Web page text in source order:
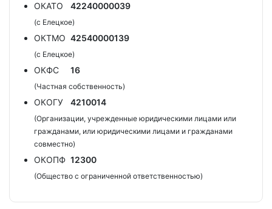
ОКАТО
42240000039
(с Елецкое)
ОКТМО 42540000139
(с Елецкое)
ОКФС 16
(Частная собственность)
ОКОГУ 4210014
(Организации, учрежденные юридическими лицами или
гражданами, или юридическими лицами и гражданами
совместно)
ОКОПФ 12300
(Общество с ограниченной ответственностью)